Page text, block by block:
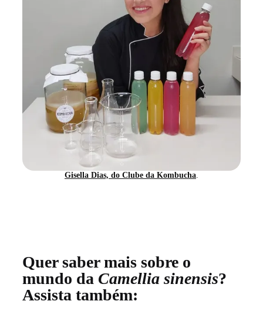
Gisella Dias, do Clube da Kombucha
Quer saber mais sobre o
mundo da Camellia sinensis?
Assista também: